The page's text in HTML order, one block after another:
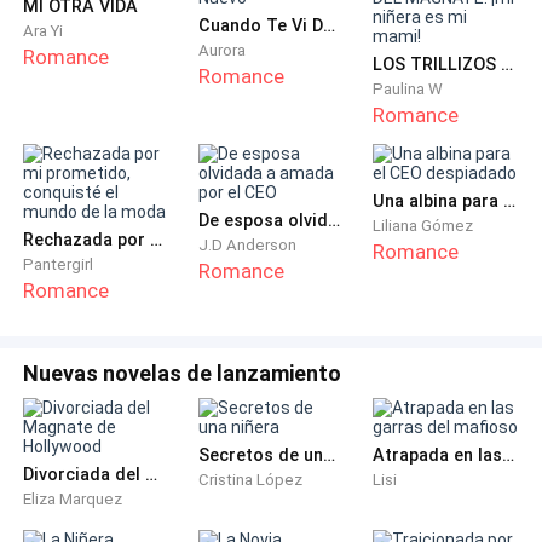
puestos de la terraza para observar mi creación a una
distancia apropiada. Estiro mis piernas, apoyo mis
brazos detrás de mi espalda y miro de nuevo al cielo
—¿Qué hay de interesante en el cielo para mirarlo
tanto? — escucho una voz masculina a mi lado. Un
hombre que ni me molesto por ver se ha sentado en el
puesto que tengo cerca.
al frente a Amy con el rubio entre sonrisas coquetas.
Mírala, no y qué tenía pena.
—¿Qué vas a desear al ver una? — cuestiona intrigado.
—No sé si quiera responder esa pregunta antes que
MI OTRA VIDA
Ara Yi
Romance
Cuando Te Vi De Nuevo
Aurora
Romance LOS TRILLIZOS DEL MAGNATE: ¡mi niñera es mi mami!
Paulina W
Romance
Rechazada por mi prometido, conquisté el mundo de la moda
Pantergirl
Romance
De esposa olvidada a amada por el CEO
J.D Anderson
Romance
Una albina para el CEO despiadado
Liliana Gómez
Romance
Nuevas novelas de lanzamiento
Divorciada del Magnate de Hollywood
Eliza Marquez
Secretos de una niñera
Cristina López
Atrapada en las garras del mafioso
Lisi